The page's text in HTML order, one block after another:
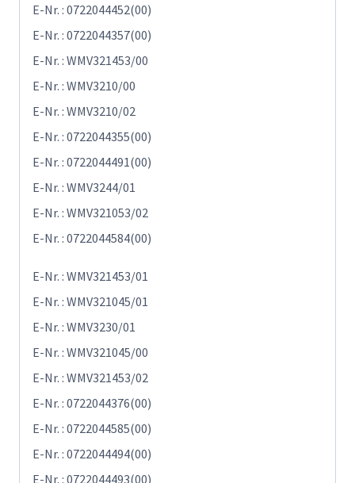
E-Nr. : 0722044452(00)
E-Nr. : 0722044357(00)
E-Nr. : WMV321453/00
E-Nr. : WMV3210/00
E-Nr. : WMV3210/02
E-Nr. : 0722044355(00)
E-Nr. : 0722044491(00)
E-Nr. : WMV3244/01
E-Nr. : WMV321053/02
E-Nr. : 0722044584(00)
E-Nr. : WMV321453/01
E-Nr. : WMV321045/01
E-Nr. : WMV3230/01
E-Nr. : WMV321045/00
E-Nr. : WMV321453/02
E-Nr. : 0722044376(00)
E-Nr. : 0722044585(00)
E-Nr. : 0722044494(00)
E-Nr. : 0722044493(00)